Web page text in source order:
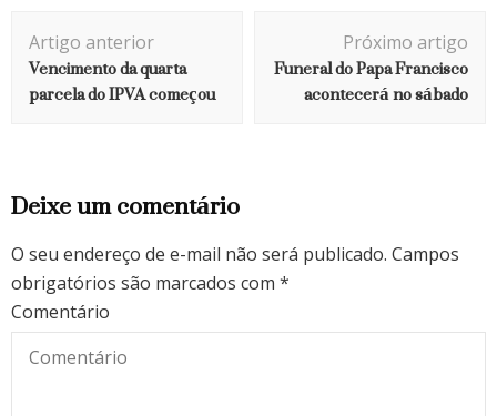
de
post
Artigo anterior
Vencimento da quarta
parcela do IPVA começou
Próximo artigo
Funeral do Papa Francisco
acontecerá no sábado
Deixe um comentário
O seu endereço de e-mail não será publicado. Campos
obrigatórios são marcados com *
Comentário